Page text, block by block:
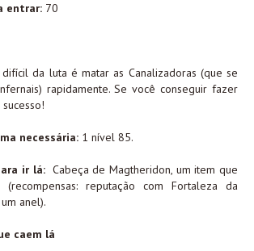
entrar: 70
da luta é matar as Canalizadoras (que se
rapidamente. Se você conseguir fazer
necessária: 1 nível 85.
ir lá:Cabeça de Magtheridon, um item que
reputação com Fortaleza da
anel).
caem lá